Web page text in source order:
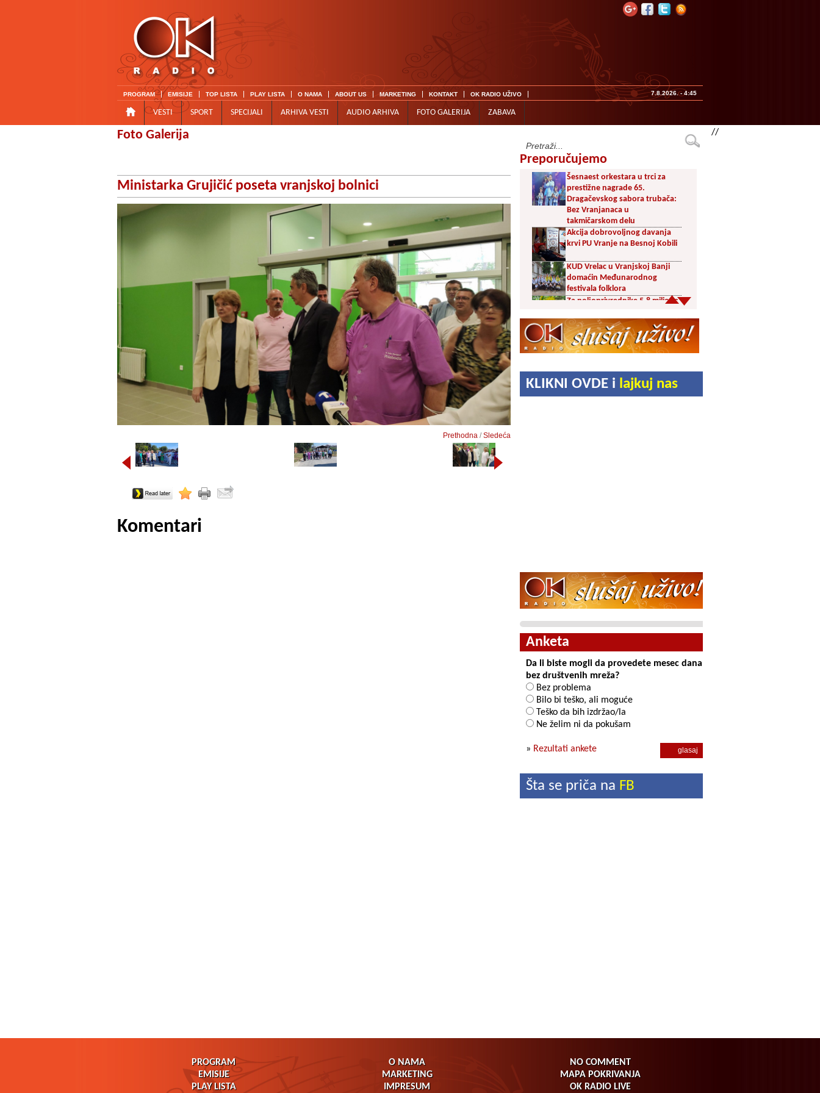
PROGRAM EMISIJE TOP LISTA PLAY LISTA O NAMA ABOUT US MARKETING KONTAKT OK RADIO UŽIVO 7.8.2026. - 4:45
VESTI SPORT SPECIJALI ARHIVA VESTI AUDIO ARHIVA FOTO GALERIJA ZABAVA
Foto Galerija
Ministarka Grujičić poseta vranjskoj bolnici
Prethodna /Sledeća
Komentari
Preporučujemo
Šesnaest orkestara u trci za
prestižne nagrade 65.
Dragačevskog sabora trubača:
Bez Vranjanaca u
takmičarskom delu
Akcija dobrovoljnog davanja
krvi PU Vranje na Besnoj Kobili
KUD Vrelac u Vranjskoj Banji
domaćin Međunarodnog
festivala folklora
Za poljoprivrednike 5,8 miliona
Svetska nedelja dojenja –
Dojenje najbolji početak
Akcija dobrovoljnog davanja
krvi u četvrtak u Vranju
KLIKNI OVDE i lajkuj nas
Anketa
Da li biste mogli da provedete mesec dana
bez društvenih mreža?
Bez problema
Bilo bi teško, ali moguće
Teško da bih izdržao/la
Ne želim ni da pokušam
» Rezultati ankete
Šta se priča na FB
PROGRAM
EMISIJE
PLAY LISTA
O NAMA
MARKETING
IMPRESUM
NO COMMENT
MAPA POKRIVANJA
OK RADIO LIVE
//